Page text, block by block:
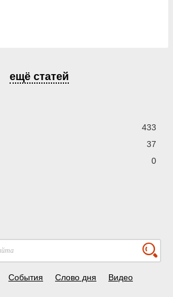
ещё статей
433
37
0
События Слово дня Видео